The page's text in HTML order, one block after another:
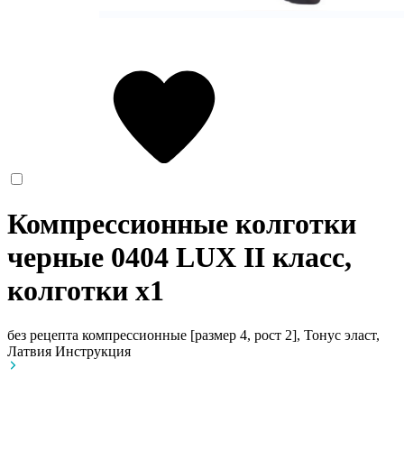
Компрессионные колготки
черные 0404 LUX II класс,
колготки x1
без рецепта компрессионные [размер 4, рост 2], Тонус эласт,
Латвия Инструкция